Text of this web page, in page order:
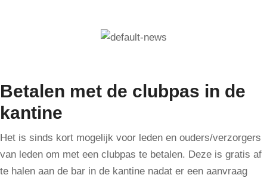
Betalen met de clubpas in de
kantine
Het is sinds kort mogelijk voor leden en ouders/verzorgers
van leden om met een clubpas te betalen. Deze is gratis af
te halen aan de bar in de kantine nadat er een aanvraag